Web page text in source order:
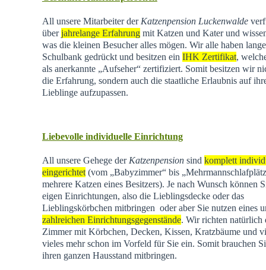
All unsere Mitarbeiter der Katzenpension Luckenwalde
überjahrelange Erfahrungmit Katzen und Kater und
was die kleinen Besucher alles mögen. Wir alle haben
Schulbank gedrückt und besitzen ein IHK Zertifikat,
als anerkannte „Aufseher“ zertifiziert. Somit besitzen wir
die Erfahrung, sondern auch die staatliche Erlaubnis auf
Lieblinge aufzupassen.
Liebevolle individuelle Einrichtung
All unsere Gehege der Katzenpensionsind komplett
eingerichtet(vom „Babyzimmer“ bis
mehrere Katzen eines Besitzers). Je nach Wunsch können
eigen Einrichtungen, also die Lieblingsdecke oder das
Lieblingskörbchen mitbringen oder aber Sie nutzen eines
zahlreichen Einrichtungsgegenstände. Wir richten natürlich
Zimmer mit Körbchen, Decken, Kissen, Kratzbäume und
vieles mehr schon im Vorfeld für Sie ein. Somit brauchen
ihren ganzen Hausstand mitbringen.